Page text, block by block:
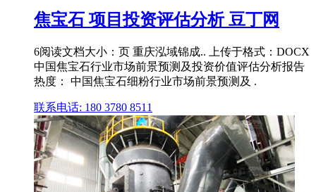
焦宝石 项目投资评估分析 豆丁网
6阅读文档大小：页 重庆泓域锦成.. 上传于格式：DOCX
中国焦宝石行业市场前景预测及投资价值评估分析报告
热度： 中国焦宝石细粉行业市场前景预测及 .
联系电话: 180 3780 8511